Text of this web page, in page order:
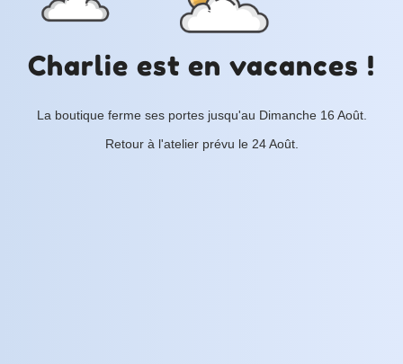
Charlie est en vacances !
La boutique ferme ses portes jusqu'au Dimanche 16 Août.
Retour à l'atelier prévu le 24 Août.